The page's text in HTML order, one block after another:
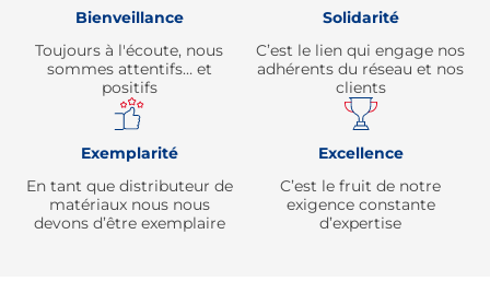
Bienveillance
Toujours à l'écoute, nous
sommes attentifs… et
positifs
Solidarité
C’est le lien qui engage nos
adhérents du réseau et nos
clients
Exemplarité
En tant que distributeur de
matériaux nous nous
devons d’être exemplaire
Excellence
C’est le fruit de notre
exigence constante
d’expertise